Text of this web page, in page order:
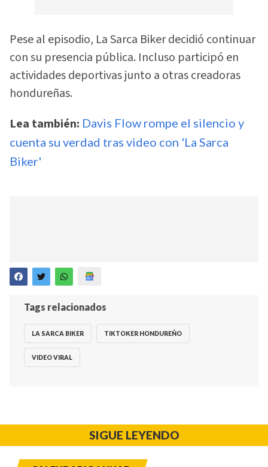
Pese al episodio, La Sarca Biker decidió continuar
con su presencia pública. Incluso participó en
actividades deportivas junto a otras creadoras
hondureñas.
Lea también: Davis Flow rompe el silencio y
cuenta su verdad tras video con 'La Sarca
Biker'
Tags relacionados
LA SARCA BIKER TIKTOKER HONDUREÑO
VIDEO VIRAL
SIGUE LEYENDO